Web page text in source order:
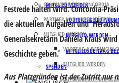
MITGLIED WERDEN
VORTEILE &
MITGLIED WERDEN
MITGLIEDSBEITRAG
SPENDEN
GESCHICHTE DER CONCORDIA
PARTNER UND UNTERSTÜTZER
MITGLIED WERDEN
VORTEILE &
MITGLIED WERDEN
MITGLIEDSBEITRAG
Festrede halten wird. Concordia-
die aktuellen Aufgaben und
Generalsekretärin Daniela Krauswird
Geschichte geben.
Aus Platzgründen ist der Zutritt nur